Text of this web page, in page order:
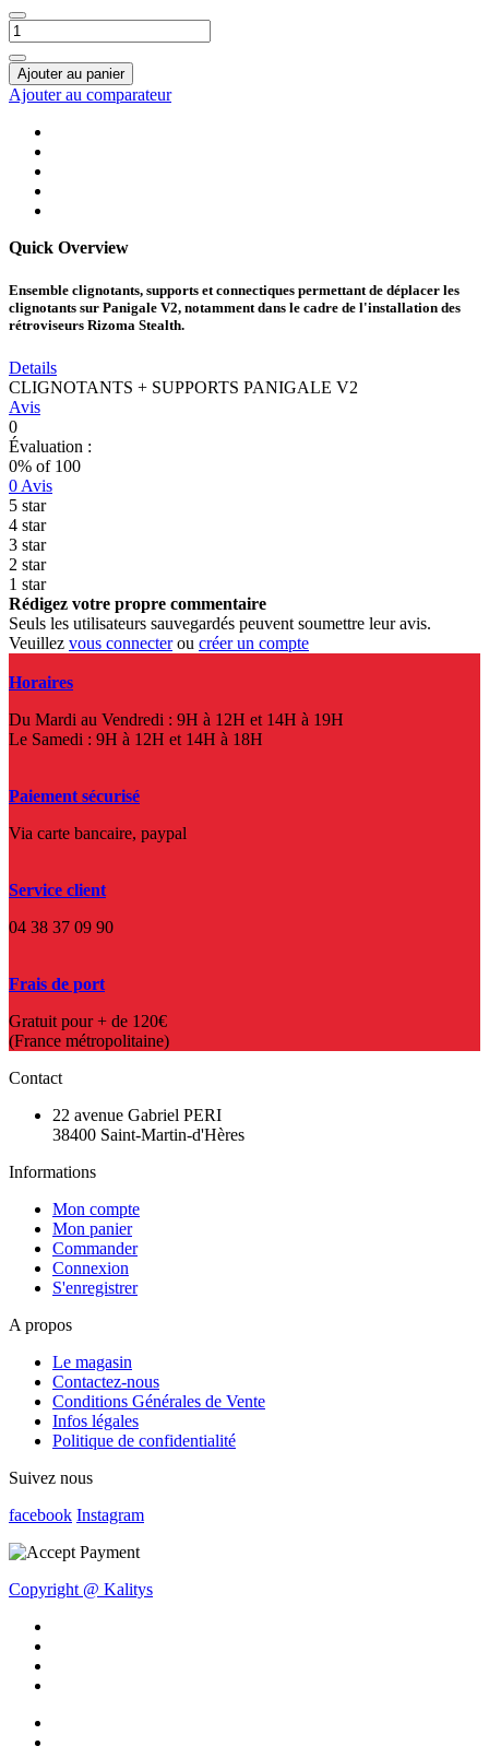
Ajouter au panier
Ajouter au comparateur
Quick Overview
Ensemble clignotants, supports et connectiques permettant de déplacer les
clignotants sur Panigale V2, notamment dans le cadre de l'installation des
rétroviseurs Rizoma Stealth.
Details
CLIGNOTANTS + SUPPORTS PANIGALE V2
Avis
0
Évaluation :
0% of 100
0 Avis
5 star
4 star
3 star
2 star
1 star
Rédigez votre propre commentaire
Seuls les utilisateurs sauvegardés peuvent soumettre leur avis.
Veuillez vous connecterou créer un compte
Horaires
Du Mardi au Vendredi : 9H à 12H et 14H à 19H
Le Samedi : 9H à 12H et 14H à 18H
Paiement sécurisé
Via carte bancaire, paypal
Service client
04 38 37 09 90
Frais de port
Gratuit pour + de 120€
(France métropolitaine)
Contact
22 avenue Gabriel PERI
38400 Saint-Martin-d'Hères
Informations
Mon compte
Mon panier
Commander
Connexion
S'enregistrer
A propos
Le magasin
Contactez-nous
Conditions Générales de Vente
Infos légales
Politique de confidentialité
Suivez nous
facebook Instagram
Copyright @ Kalitys